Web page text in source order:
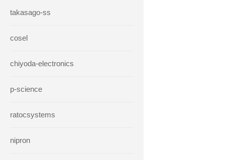
takasago-ss
cosel
chiyoda-electronics
p-science
ratocsystems
nipron